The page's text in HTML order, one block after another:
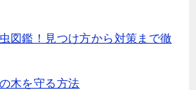
図鑑！見つけ方から対策まで徹
木を守る方法